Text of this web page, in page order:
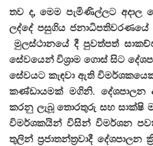
තව ද, මෙම පැමිණිල්ලට අදාල
ලද්දේ පසුගිය
මුලස්ථානයේ දී පුවත්පත්
සේවයෙන් විශ්‍රාම ගොස් සිට
සේවයට කැඳවා ඇති
කණ්ඩායමක් මගිනි. දේශපාලන
කරනු ලැබූ තොරතුරු සහ සාක්ෂි
විමර්ශකයින් විසින් විමර්ශන
තුලින් ප්‍රජාතන්ත්‍රවාදී දේශපාලන